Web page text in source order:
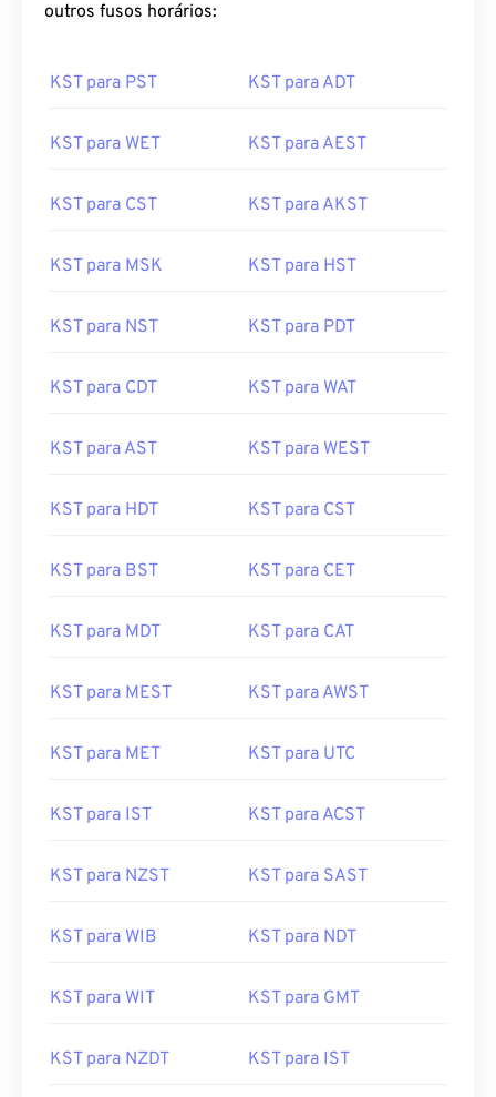
outros fusos horários:
KST para PST KST para ADT
KST para WET KST para AEST
KST para CST KST para AKST
KST para MSK KST para HST
KST para NST KST para PDT
KST para CDT KST para WAT
KST para AST KST para WEST
KST para HDT KST para CST
KST para BST KST para CET
KST para MDT KST para CAT
KST para MEST KST para AWST
KST para MET KST para UTC
KST para IST KST para ACST
KST para NZST KST para SAST
KST para WIB KST para NDT
KST para WIT KST para GMT
KST para NZDT KST para IST